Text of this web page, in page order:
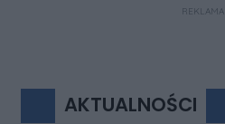
REKLAMA
AKTUALNOŚCI